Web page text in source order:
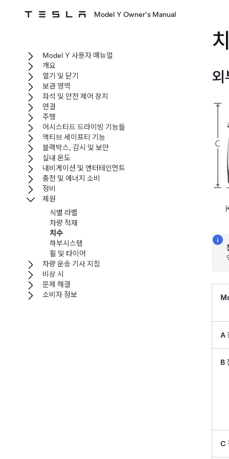
Model Y Owner's Manual
외
A
B
C
Model Y 사용자 매뉴얼
개요
열기 및 닫기
보관 영역
좌석 및 안전 제어 장치
연결
주행
어시스티드 드라이빙 기능들
액티브 세이프티 기능
블랙박스, 감시 및 보안
실내 온도
내비게이션 및 엔터테인먼트
충전 및 에너지 소비
정비
제원
식별 라벨
차량 적재
치수
하부시스템
휠 및 타이어
차량 운송 기사 지침
비상 시
문제 해결
소비자 정보